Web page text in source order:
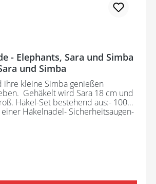
- Elephants, Sara und Simba
und Simba
ihre kleine Simba genießen
Gehäkelt wird Sara 18 cm und
Häkel-Set bestehend aus:- 100%
Häkelnadel- Sicherheitsaugen-